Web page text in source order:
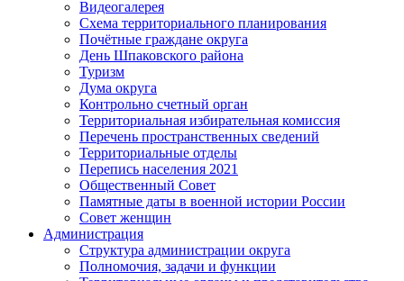
Видеогалерея
Схема территориального планирования
Почётные граждане округа
День Шпаковского района
Туризм
Дума округа
Контрольно счетный орган
Территориальная избирательная комиссия
Перечень пространственных сведений
Территориальные отделы
Перепись населения 2021
Общественный Совет
Памятные даты в военной истории России
Совет женщин
Администрация
Структура администрации округа
Полномочия, задачи и функции